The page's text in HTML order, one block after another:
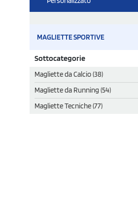
MAGLIETTE SPORTIVE
Sottocategorie
Magliette da Calcio (38)
Magliette da Running (54)
Magliette Tecniche (77)